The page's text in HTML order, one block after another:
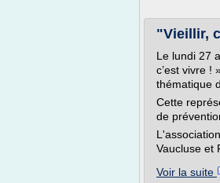
"Vieillir,
Le lundi 27
c’est vivre !
thématique
Cette
de
Vaucluse et
Voir la suite